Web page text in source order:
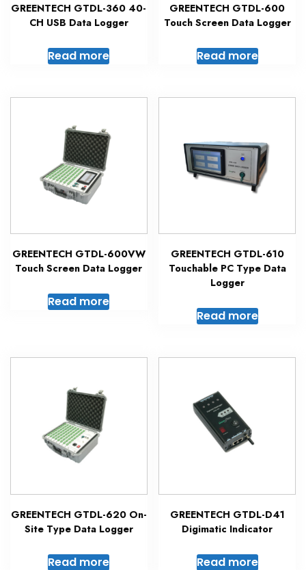
GREENTECH GTDL-360 40-
CH USB Data Logger
Read more
GREENTECH GTDL-600
Touch Screen Data Logger
Read more
GREENTECH GTDL-600VW
Touch Screen Data Logger
Read more
GREENTECH GTDL-610
Touchable PC Type Data
Logger
Read more
GREENTECH GTDL-620 On-
Site Type Data Logger
Read more
GREENTECH GTDL-D41
Digimatic Indicator
Read more